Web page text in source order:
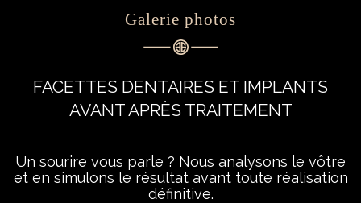
Galerie photos
FACETTES DENTAIRES ET IMPLANTS
AVANT APRÈS TRAITEMENT
Un sourire vous parle ? Nous analysons le vôtre
et en simulons le résultat avant toute réalisation
définitive.